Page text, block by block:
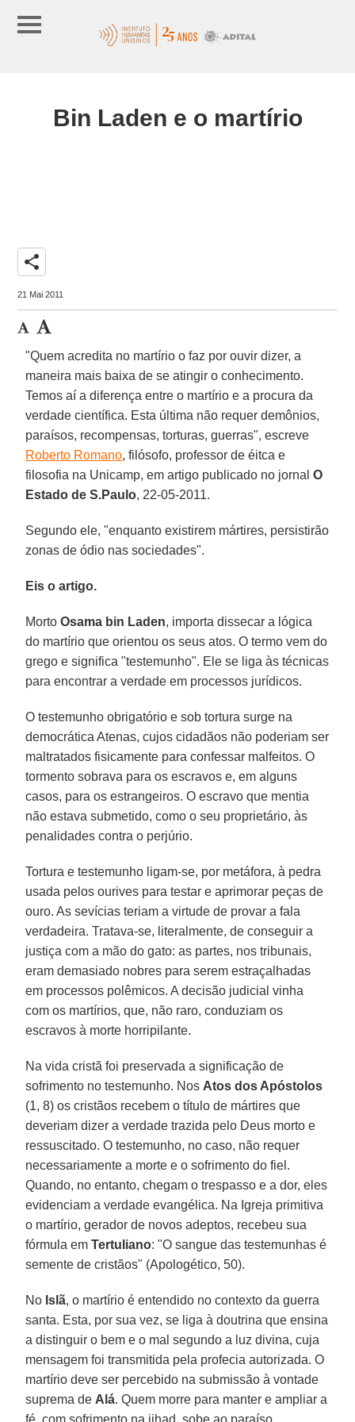
Bin Laden e o martírio
share
21 Mai 2011
"Quem acredita no martírio o faz por ouvir dizer, a
maneira mais baixa de se atingir o conhecimento.
Temos aí a diferença entre o martírio e a procura da
verdade científica. Esta última não requer demônios,
paraísos, recompensas, torturas, guerras", escreve
Roberto Romano, filósofo, professor de éitca e
filosofia na Unicamp, em artigo publicado no jornalO
Estado de S.Paulo, 22-05-2011.
Segundo ele, "enquanto existirem mártires, persistirão
zonas de ódio nas sociedades".
Eis o artigo.
MortoOsama bin Laden, importa dissecar a lógica
do martírio que orientou os seus atos. O termo vem do
grego e significa "testemunho". Ele se liga às técnicas
para encontrar a verdade em processos jurídicos.
O testemunho obrigatório e sob tortura surge na
democrática Atenas, cujos cidadãos não poderiam ser
maltratados fisicamente para confessar malfeitos. O
tormento sobrava para os escravos e, em alguns
casos, para os estrangeiros. O escravo que mentia
não estava submetido, como o seu proprietário, às
penalidades contra o perjúrio.
Tortura e testemunho ligam-se, por metáfora, à pedra
usada pelos ourives para testar e aprimorar peças de
ouro. As sevícias teriam a virtude de provar a fala
verdadeira. Tratava-se, literalmente, de conseguir a
justiça com a mão do gato: as partes, nos tribunais,
eram demasiado nobres para serem estraçalhadas
em processos polêmicos. A decisão judicial vinha
com os martírios, que, não raro, conduziam os
escravos à morte horripilante.
Na vida cristã foi preservada a significação de
sofrimento no testemunho. Nos Atos dos Apóstolos
(1, 8) os cristãos recebem o título de mártires que
deveriam dizer a verdade trazida pelo Deus morto e
ressuscitado. O testemunho, no caso, não requer
necessariamente a morte e o sofrimento do fiel.
Quando, no entanto, chegam o trespasso e a dor, eles
evidenciam a verdade evangélica. Na Igreja primitiva
o martírio, gerador de novos adeptos, recebeu sua
fórmula emTertuliano: "O sangue das testemunhas é
semente de cristãos" (Apologético, 50).
No Islã, o martírio é entendido no contexto da guerra
santa. Esta, por sua vez, se liga à doutrina que ensina
a distinguir o bem e o mal segundo a luz divina, cuja
mensagem foi transmitida pela profecia autorizada. O
martírio deve ser percebido na submissão à vontade
suprema de Alá. Quem morre para manter e ampliar a
fé, com sofrimento na jihad, sobe ao paraíso.